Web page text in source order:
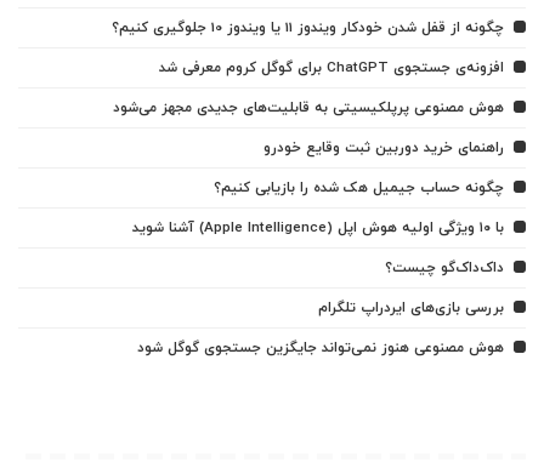
چگونه از قفل شدن خودکار ویندوز 11 یا ویندوز 10 جلوگیری کنیم؟
افزونه‌ی جستجوی ChatGPT برای گوگل کروم معرفی شد
هوش مصنوعی پرپلکیسیتی به قابلیت‌های جدیدی مجهز می‌شود
راهنمای خرید دوربین ثبت وقایع خودرو
چگونه حساب جیمیل هک شده را بازیابی کنیم؟
با ۱۰ ویژگی اولیه هوش اپل (Apple Intelligence) آشنا شوید
داک‌داک‌گو چیست؟
بررسی بازی‌های ایردراپ تلگرام
هوش مصنوعی هنوز نمی‌تواند جایگزین جستجوی گوگل شود